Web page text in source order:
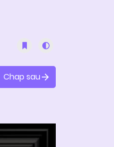
Chap sau